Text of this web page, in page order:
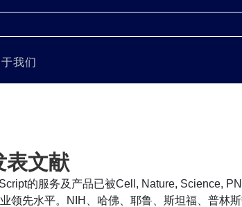
我们
表文献
的服务及产品已被Cell, Nature, Science,
领先水平。NIH、哈佛、耶鲁、斯坦福、普林